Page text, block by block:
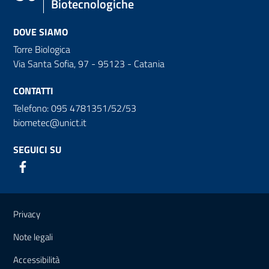
Biotecnologiche
DOVE SIAMO
Torre Biologica
Via Santa Sofia, 97 - 95123 - Catania
CONTATTI
Telefono: 095 4781351/52/53
biometec@unict.it
SEGUICI SU
Link e informazioni utili
Privacy
Note legali
Accessibilità